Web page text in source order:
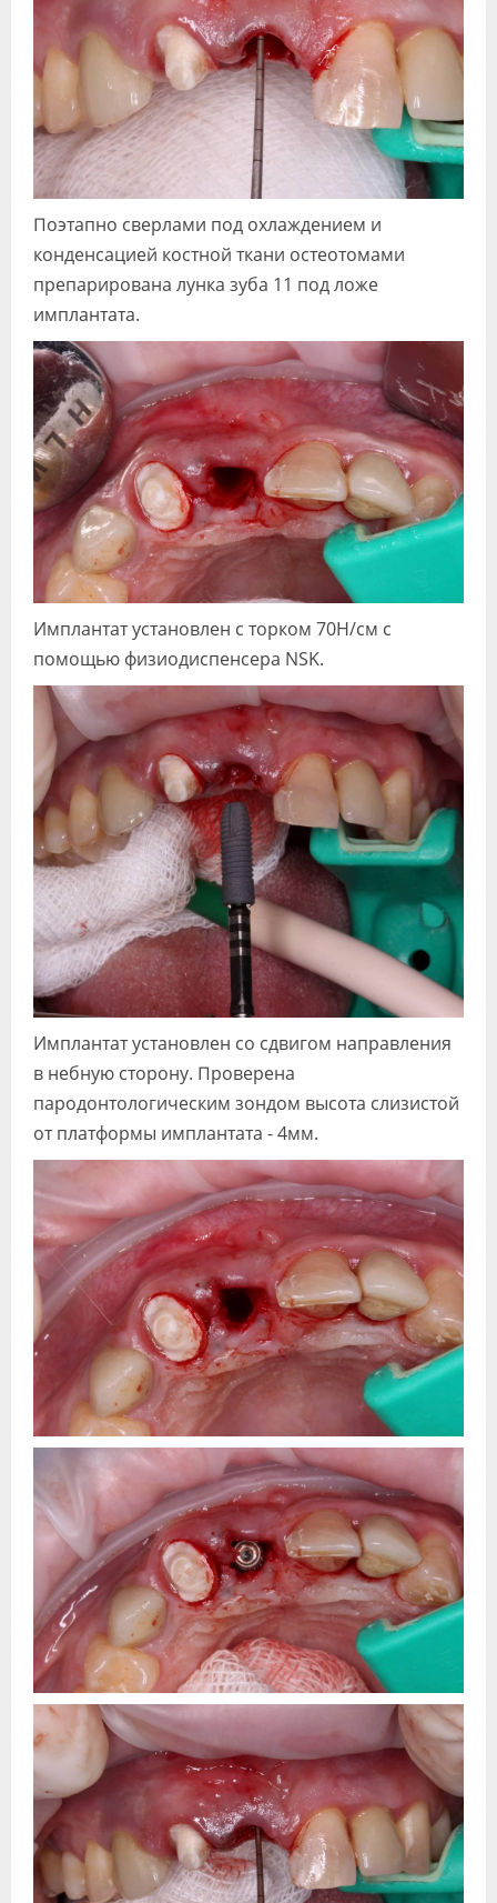
Поэтапно сверлами под охлаждением и
конденсацией костной ткани остеотомами
препарирована лунка зуба 11 под ложе
имплантата.
Имплантат установлен с торком 70Н/см с
помощью физиодиспенсера NSK.
Имплантат установлен со сдвигом направления
в небную сторону. Проверена
пародонтологическим зондом высота слизистой
от платформы имплантата - 4мм.